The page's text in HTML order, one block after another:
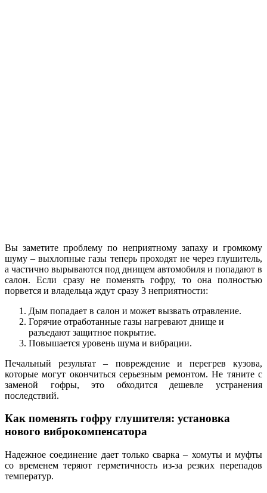
Вы заметите проблему по неприятному запаху и громкому
шуму – выхлопные газы теперь проходят не через глушитель,
а частично вырываются под днищем автомобиля и попадают в
салон. Если сразу не поменять гофру, то она полностью
порвется и владельца ждут сразу 3 неприятности:
Дым попадает в салон и может вызвать отравление.
Горячие отработанные газы нагревают днище и
разъедают защитное покрытие.
Повышается уровень шума и вибрации.
Печальный результат – повреждение и перегрев кузова,
которые могут окончиться серьезным ремонтом. Не тяните с
заменой гофры, это обходится дешевле устранения
последствий.
Как поменять гофру глушителя: установка
нового виброкомпенсатора
Надежное соединение дает только сварка – хомуты и муфты
со временем теряют герметичность из-за резких перепадов
температур.